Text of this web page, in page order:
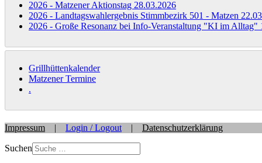
2026 - Matzener Aktionstag 28.03.2026
2026 - Landtagswahlergebnis Stimmbezirk 501 - Matzen
2026 - Große Resonanz bei Info-Veranstaltung "KI im Alltag"
Grillhüttenkalender
Matzener Termine
.
Impressum | Login / Logout | Datenschutzerklärung
Suchen